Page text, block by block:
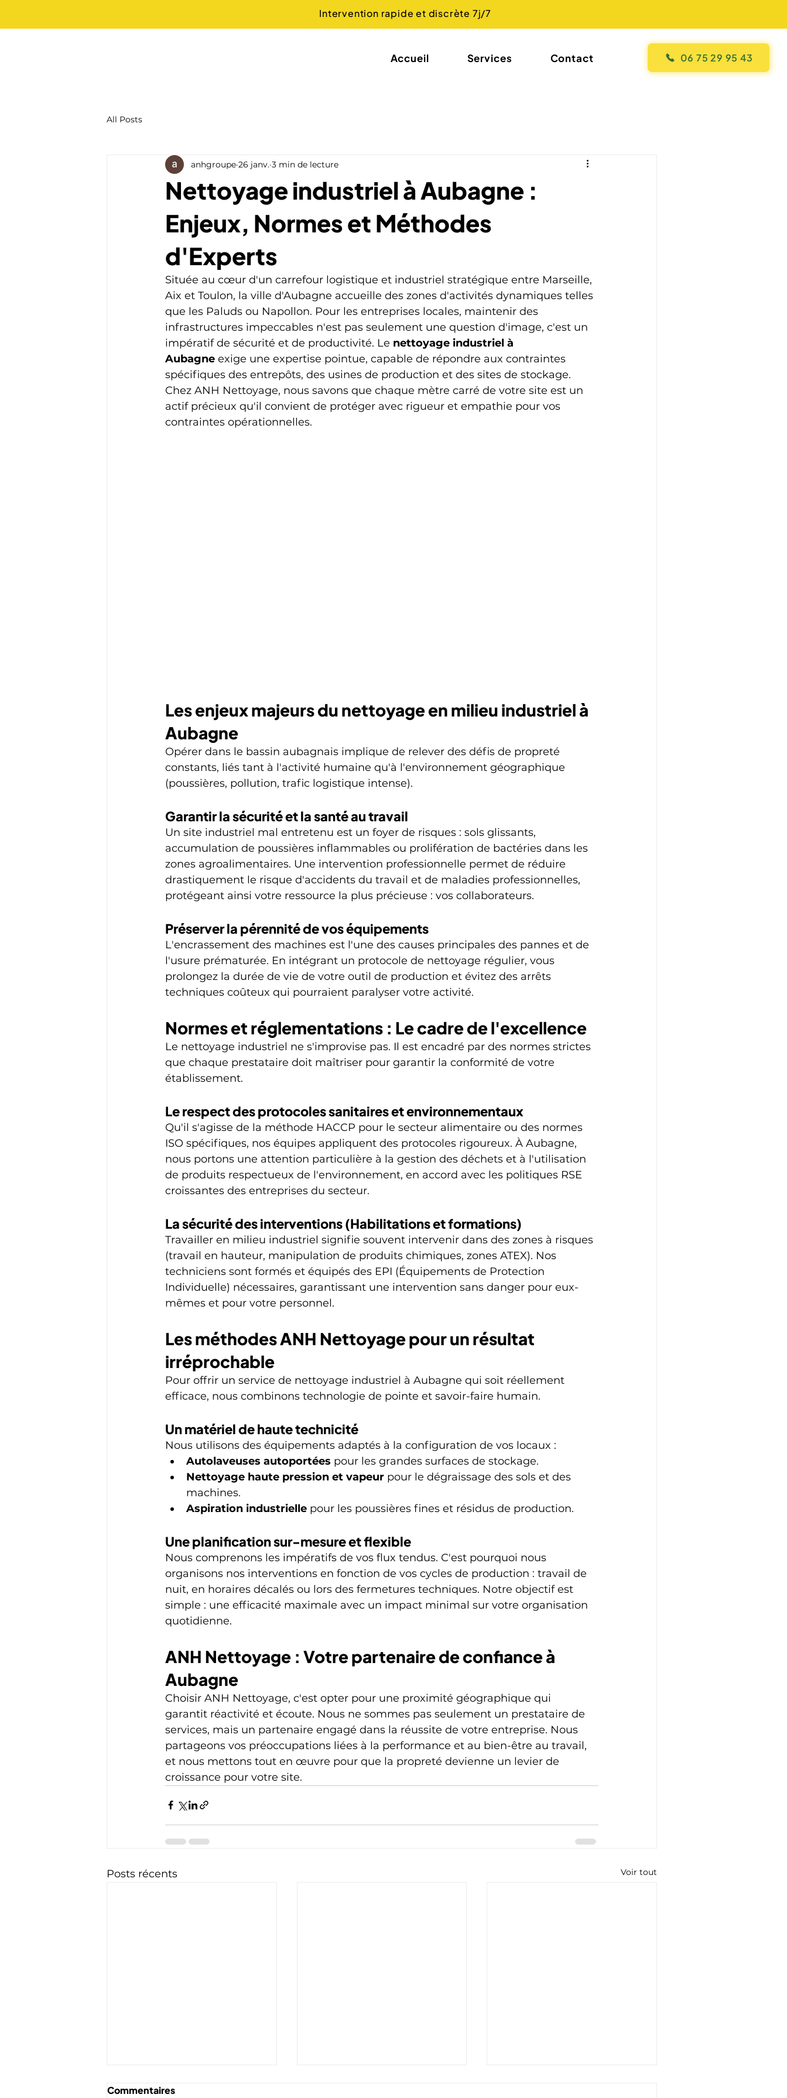
Intervention rapide et discrète 7j/7
Accueil Services Contact 06 75 29 95 43
All Posts
Nettoyage industriel à Aubagne :
Enjeux, Normes et Méthodes
d'Experts
anhgroupe 26 janv. 3 min de lecture
Située au cœur d'un carrefour logistique et industriel stratégique entre Marseille,
Aix et Toulon, la ville d'Aubagne accueille des zones d'activités dynamiques telles
que les Paluds ou Napollon. Pour les entreprises locales, maintenir des
infrastructures impeccables n'est pas seulement une question d'image, c'est un
impératif de sécurité et de productivité. Le nettoyage industriel à
Aubagne exige une expertise pointue, capable de répondre aux contraintes
spécifiques des entrepôts, des usines de production et des sites de stockage.
Chez ANH Nettoyage, nous savons que chaque mètre carré de votre site est un
actif précieux qu'il convient de protéger avec rigueur et empathie pour vos
contraintes opérationnelles.
Les enjeux majeurs du nettoyage en milieu industriel à
Aubagne
Opérer dans le bassin aubagnais implique de relever des défis de propreté
constants, liés tant à l'activité humaine qu'à l'environnement géographique
(poussières, pollution, trafic logistique intense).
Garantir la sécurité et la santé au travail
Un site industriel mal entretenu est un foyer de risques : sols glissants,
accumulation de poussières inflammables ou prolifération de bactéries dans les
zones agroalimentaires. Une intervention professionnelle permet de réduire
drastiquement le risque d'accidents du travail et de maladies professionnelles,
protégeant ainsi votre ressource la plus précieuse : vos collaborateurs.
Préserver la pérennité de vos équipements
L'encrassement des machines est l'une des causes principales des pannes et de
l'usure prématurée. En intégrant un protocole de nettoyage régulier, vous
prolongez la durée de vie de votre outil de production et évitez des arrêts
techniques coûteux qui pourraient paralyser votre activité.
Normes et réglementations : Le cadre de l'excellence
Le nettoyage industriel ne s'improvise pas. Il est encadré par des normes strictes
que chaque prestataire doit maîtriser pour garantir la conformité de votre
établissement.
Le respect des protocoles sanitaires et environnementaux
Qu'il s'agisse de la méthode HACCP pour le secteur alimentaire ou des normes
ISO spécifiques, nos équipes appliquent des protocoles rigoureux. À Aubagne,
nous portons une attention particulière à la gestion des déchets et à l'utilisation
de produits respectueux de l'environnement, en accord avec les politiques RSE
croissantes des entreprises du secteur.
La sécurité des interventions (Habilitations et formations)
Travailler en milieu industriel signifie souvent intervenir dans des zones à risques
(travail en hauteur, manipulation de produits chimiques, zones ATEX). Nos
techniciens sont formés et équipés des EPI (Équipements de Protection
Individuelle) nécessaires, garantissant une intervention sans danger pour eux-
mêmes et pour votre personnel.
Les méthodes ANH Nettoyage pour un résultat
irréprochable
Pour offrir un service de nettoyage industriel à Aubagne qui soit réellement
efficace, nous combinons technologie de pointe et savoir-faire humain.
Un matériel de haute technicité
Nous utilisons des équipements adaptés à la configuration de vos locaux :
Autolaveuses autoportées pour les grandes surfaces de stockage.
Nettoyage haute pression et vapeur pour le dégraissage des sols et des
machines.
Aspiration industrielle pour les poussières fines et résidus de production.
Une planification sur-mesure et flexible
Nous comprenons les impératifs de vos flux tendus. C'est pourquoi nous
organisons nos interventions en fonction de vos cycles de production : travail de
nuit, en horaires décalés ou lors des fermetures techniques. Notre objectif est
simple : une efficacité maximale avec un impact minimal sur votre organisation
quotidienne.
ANH Nettoyage : Votre partenaire de confiance à
Aubagne
Choisir ANH Nettoyage, c'est opter pour une proximité géographique qui
garantit réactivité et écoute. Nous ne sommes pas seulement un prestataire de
services, mais un partenaire engagé dans la réussite de votre entreprise. Nous
partageons vos préoccupations liées à la performance et au bien-être au travail,
et nous mettons tout en œuvre pour que la propreté devienne un levier de
croissance pour votre site.
Posts récents Voir tout
Commentaires